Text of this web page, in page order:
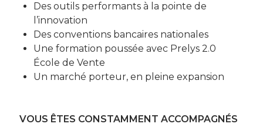
Des outils performants à la pointe de
l’innovation
Des conventions bancaires nationales
Une formation poussée avec Prelys 2.0
École de Vente
Un marché porteur, en pleine expansion
VOUS ÊTES CONSTAMMENT ACCOMPAGNÉS